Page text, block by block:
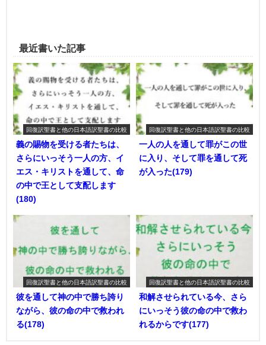
最近書いた記事
回復訳聖書と他の日本語訳聖書の比較
義の賜物を受ける者たちは、
さらにいっそう一人の方、イ
エス・キリストを通して、命
の中で王として支配します
(180)
回復訳聖書と他の日本語訳聖書の比較
一人の人を通して罪がこの世
に入り、そして罪を通して死
が入った(179)
回復訳聖書と他の日本語訳聖書の比較
彼を通して神の中で勝ち誇り
ながら、彼の命の中で救われ
る(178)
回復訳聖書と他の日本語訳聖書の比較
和解させられている今、さら
にいっそう彼の命の中で救わ
れるからです(177)